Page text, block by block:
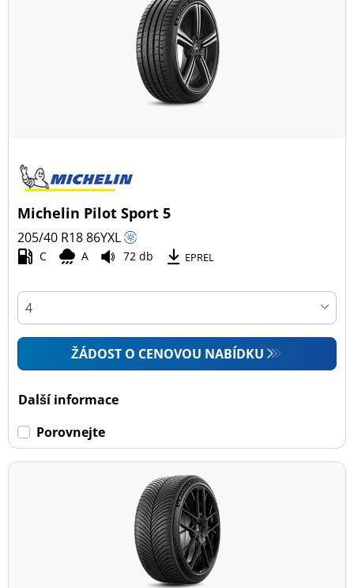
Michelin Pilot Sport 5
205/40 R1886YXL
C A 72 db EPREL
ŽÁDOST O CENOVOU NABÍDKU
Další informace
Porovnejte